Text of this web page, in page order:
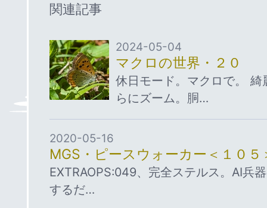
関連記事
2024-05-04
マクロの世界・２０
休日モード。マクロで。
らにズーム。胴…
2020-05-16
MGS・ピースウォーカー＜１０５
EXTRAOPS:049、完全ステルス。AI兵
するだ…